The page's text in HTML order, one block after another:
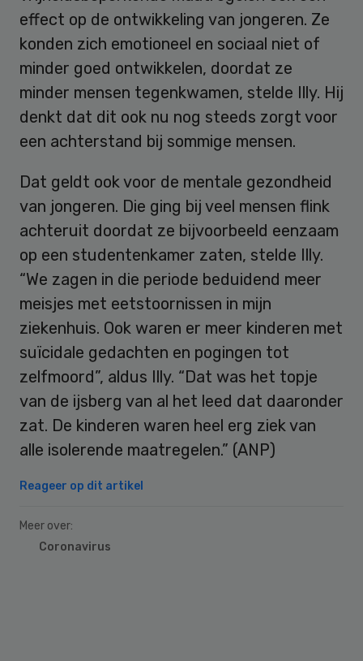
effect op de ontwikkeling van jongeren. Ze
konden zich emotioneel en sociaal niet of
minder goed ontwikkelen, doordat ze
minder mensen tegenkwamen, stelde Illy. Hij
denkt dat dit ook nu nog steeds zorgt voor
een achterstand bij sommige mensen.
Dat geldt ook voor de mentale gezondheid
van jongeren. Die ging bij veel mensen flink
achteruit doordat ze bijvoorbeeld eenzaam
op een studentenkamer zaten, stelde Illy.
“We zagen in die periode beduidend meer
meisjes met eetstoornissen in mijn
ziekenhuis. Ook waren er meer kinderen met
suïcidale gedachten en pogingen tot
zelfmoord”, aldus Illy. “Dat was het topje
van de ijsberg van al het leed dat daaronder
zat. De kinderen waren heel erg ziek van
alle isolerende maatregelen.” (ANP)
Reageer op dit artikel
Meer over:
Coronavirus